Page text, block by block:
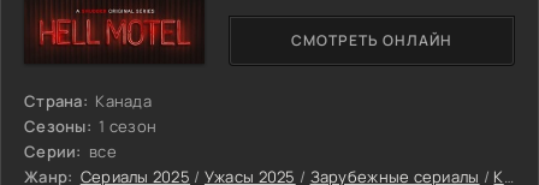
Страна: Канада
Сезоны: 1 сезон
Серии: все
Жанр: Сериалы 2025 / Ужасы 2025 / Зарубежные сериалы / Канадские сериалы
СМОТРЕТЬ ОНЛАЙН